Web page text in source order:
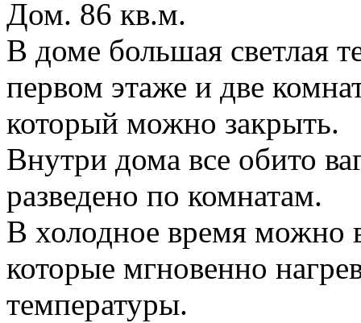
Дом. 86 кв.м.
В доме большая светлая
первом этаже и две
который можно закрыть.
Внутри дома все обито
разведено по комнатам.
В холодное время можно
которые мгновенно
температуры.